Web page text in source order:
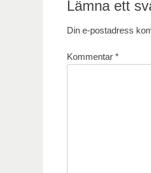
Lämna ett
Din e-postadress
Kommentar *